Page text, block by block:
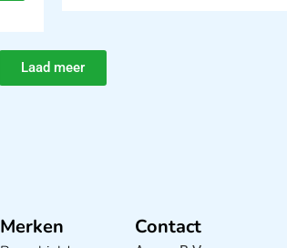
Laad meer
Merken Contact